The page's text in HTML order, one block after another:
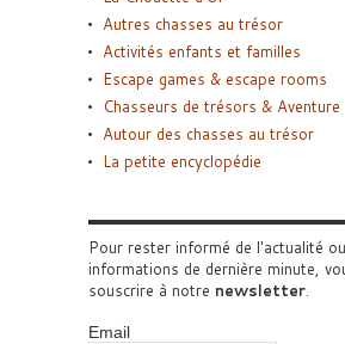
Autres chasses au trésor
Activités enfants et familles
Escape games & escape rooms
Chasseurs de trésors & Aventure
Autour des chasses au trésor
La petite encyclopédie
Pour rester informé de l'actualité
informations de dernière minute,
souscrire à notre newsletter.
Email